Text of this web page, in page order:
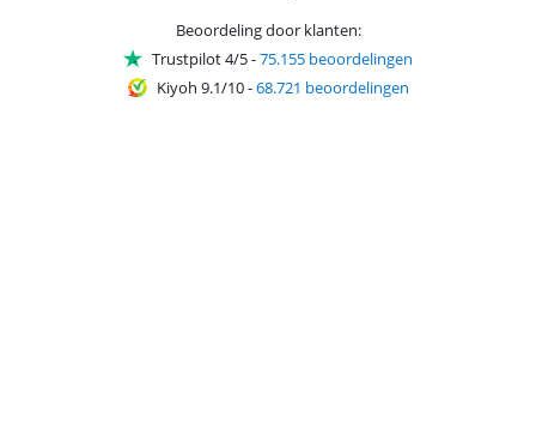
Beoordeling door klanten:
Trustpilot 4/5-75.155 beoordelingen
Kiyoh 9.1/10-68.721 beoordelingen